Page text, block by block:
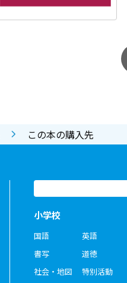
この本の購入先
小学校
国語
書写
社会・地図
英語
道徳
特別活動